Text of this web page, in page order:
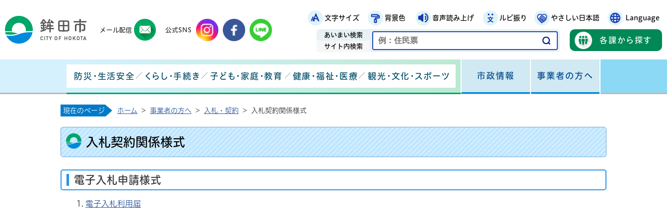
鉾田市役所ホームページ文字サイズ 背景色 音声読み上げ ルビ振り やさしい日本語 Language
各課から探す
あいまい検索
サイト内検索
メール配信
鉾田市メールマガジン
公式SNS
鉾田市公式Instagram
鉾田市公式Facebook
鉾田市公式LINE
防災・生活安全 くらし・手続き 子ども・家庭・教育 健康・福祉・医療 観光・文化・スポーツ 市政情報 事業者の方へ
現在のページ ホーム > 事業者の方へ > 入札・契約 > 入札契約関係様式
入札契約関係様式
電子入札申請様式
電子入札利用届